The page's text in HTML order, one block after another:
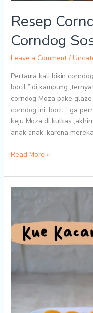
Resep
Corndog
Leave a Comment /
Pertama kali bikin
bocil ” di kampung
corndog Moza pake
corndog ini ,bocil ” ga
keju Moza di kulkas
anak anak ,karena
Resep
Moza
&
Corndog
Read More »